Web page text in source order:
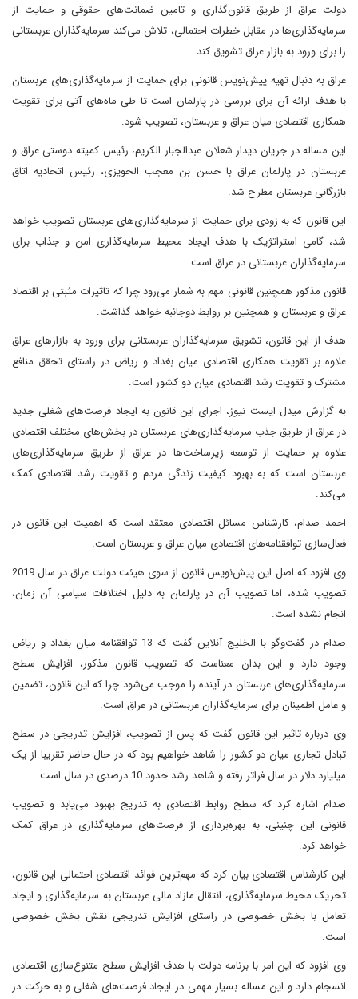
دولت عراق از طریق قانون‌گذاری و تامین ضمانت‌های حقوقی و حمایت از
سرمایه‌گذاری‌ها در مقابل خطرات احتمالی، تلاش می‌کند سرمایه‌گذاران عربستانی
را برای ورود به بازار عراق تشویق کند.
عراق به دنبال تهیه پیش‌نویس قانونی برای حمایت از سرمایه‌گذاری‌های عربستان
با هدف ارائه آن برای بررسی در پارلمان است تا طی ماه‌های آتی برای تقویت
همکاری اقتصادی میان عراق و عربستان، تصویب شود.
این مساله در جریان دیدار شعلان عبدالجبار الکریم، رئیس کمیته دوستی عراق و
عربستان در پارلمان عراق با حسن بن معجب الحویزی، رئیس اتحادیه اتاق
بازرگانی عربستان مطرح شد.
این قانون که به زودی برای حمایت از سرمایه‌گذاری‌های عربستان تصویب خواهد
شد، گامی استراتژیک با هدف ایجاد محیط سرمایه‌گذاری امن و جذاب برای
سرمایه‌گذاران عربستانی در عراق است.
قانون مذکور همچنین قانونی مهم به شمار می‌رود چرا که تاثیرات مثبتی بر اقتصاد
عراق و عربستان و همچنین بر روابط دوجانبه خواهد گذاشت.
هدف از این قانون، تشویق سرمایه‌گذاران عربستانی برای ورود به بازارهای عراق
علاوه بر تقویت همکاری اقتصادی میان بغداد و ریاض در راستای تحقق منافع
مشترک و تقویت رشد اقتصادی میان دو کشور است.
به گزارش میدل ایست نیوز، اجرای این قانون به ایجاد فرصت‌های شغلی جدید
در عراق از طریق جذب سرمایه‌گذاری‌های عربستان در بخش‌های مختلف اقتصادی
علاوه بر حمایت از توسعه زیرساخت‌ها در عراق از طریق سرمایه‌گذاری‌های
عربستان است که به بهبود کیفیت زندگی مردم و تقویت رشد اقتصادی کمک
می‌کند.
احمد صدام، کارشناس مسائل اقتصادی معتقد است که اهمیت این قانون در
فعال‌سازی توافقنامه‌های اقتصادی میان عراق و عربستان است.
وی افزود که اصل این پیش‌نویس قانون از سوی هیئت دولت عراق در سال 2019
تصویب شده، اما تصویب آن در پارلمان به دلیل اختلافات سیاسی آن زمان،
انجام نشده است.
صدام در گفت‌وگو با الخلیج آنلاین گفت که 13 توافقنامه میان بغداد و ریاض
وجود دارد و این بدان معناست که تصویب قانون مذکور، افزایش سطح
سرمایه‌گذاری‌های عربستان در آینده را موجب می‌شود چرا که این قانون، تضمین
و عامل اطمینان برای سرمایه‌گذاران عربستانی در عراق است.
وی درباره تاثیر این قانون گفت که پس از تصویب، افزایش تدریجی در سطح
تبادل تجاری میان دو کشور را شاهد خواهیم بود که در حال حاضر تقریبا از یک
میلیارد دلار در سال فراتر رفته و شاهد رشد حدود 10 درصدی در سال است.
صدام اشاره کرد که سطح روابط اقتصادی به تدریج بهبود می‌یابد و تصویب
قانونی این چنینی، به بهره‌برداری از فرصت‌های سرمایه‌گذاری در عراق کمک
خواهد کرد.
این کارشناس اقتصادی بیان کرد که مهم‌ترین فوائد اقتصادی احتمالی این قانون،
تحریک محیط سرمایه‌گذاری، انتقال مازاد مالی عربستان به سرمایه‌گذاری و ایجاد
تعامل با بخش خصوصی در راستای افزایش تدریجی نقش بخش خصوصی
است.
وی افزود که این امر با برنامه دولت با هدف افزایش سطح متنوع‌سازی اقتصادی
انسجام دارد و این مساله بسیار مهمی در ایجاد فرصت‌های شغلی و به حرکت در